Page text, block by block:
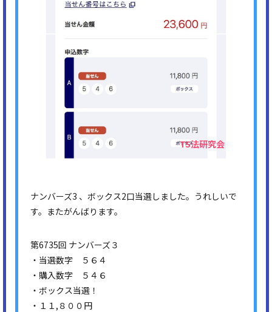
ナンバーズ3 、ボックス2口当選しました。うれしいで
す。またがんばります。
第6735回 ナンバーズ３
・当選数字 ５６４
・購入数字 ５４６
・ボックス当選！
・１１,８００円